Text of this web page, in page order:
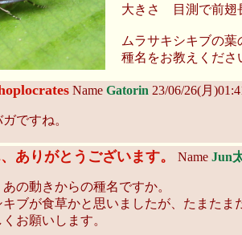
大きさ 目測で前翅
ムラサキシキブの
種名をお教えくださ
Name Gatorin 23/06/26(月
ですね。
ありがとうございます。 Name Jun
の動きからの種名ですか。
キブが食草かと思いましたが、たまたま
お願いします。